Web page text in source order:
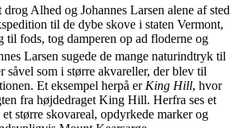
Alhed og Johannes Larsen alene af sted
til de dybe skove i staten Vermont,
til fods, tog damperen op ad floderne og
Larsen sugede de mange naturindtryk til
såvel som i større akvareller, der blev til
Et eksempel herpå er King Hill, hvor
fra højdedraget King Hill. Herfra ses et
større skovareal, opdyrkede marker og